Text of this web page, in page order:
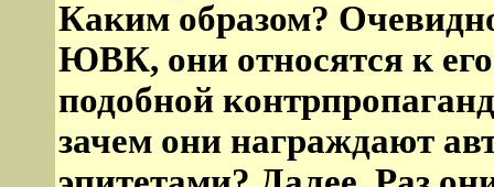
Каким образом?
ЮВК, они относятся к
подобной
зачем они награждают